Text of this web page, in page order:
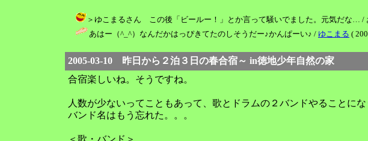
＞ゆこまるさん この後「ビールー！」とか言って騒いでました。元気だな… /
あはー（^_^）なんだかはっぴきてたのしそうだー♪かんぱーい♪ / ゆこまる (
2005-03-10 昨日から２泊３日の春合宿～ in徳地少年自然の家
合宿楽しいね。そうですね。
人数が少ないってこともあって、歌とドラムの２バンドやることにな
バンド名はもう忘れた。。。
＜歌・バンド＞